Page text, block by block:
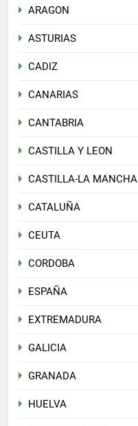
ARAGON
ASTURIAS
CADIZ
CANARIAS
CANTABRIA
CASTILLA Y LEON
CASTILLA-LA MANCHA
CATALUÑA
CEUTA
CORDOBA
ESPAÑA
EXTREMADURA
GALICIA
GRANADA
HUELVA